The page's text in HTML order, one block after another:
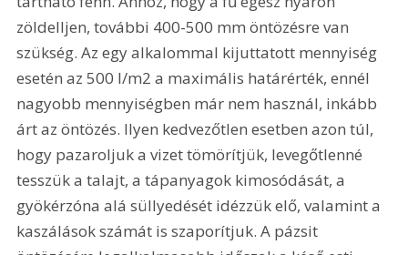
zöldelljen, további 400-500 mm öntözésre van
szükség. Az egy alkalommal kijuttatott mennyiség
esetén az 500 l/m2 a maximális határérték, ennél
nagyobb mennyiségben már nem használ, inkább
árt az öntözés. Ilyen kedvezőtlen esetben azon túl,
hogy pazaroljuk a vizet tömörítjük, levegőtlenné
tesszük a talajt, a tápanyagok kimosódását, a
gyökérzóna alá süllyedését idézzük elő, valamint a
kaszálások számát is szaporítjuk. A pázsit